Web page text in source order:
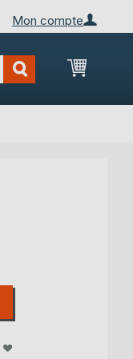
Mon compte
Mon